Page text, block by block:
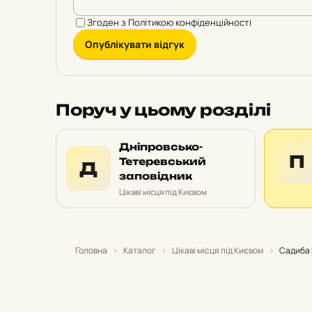
Згоден з Політикою конфіденційності
Опублікувати відгук
Поруч у цьому розділі
Д
Дніпровсько-
Тетеревський
заповідник
Цікаві місця під Києвом
П
Головна › Каталог › Цікаві місця під Києвом › Садиба